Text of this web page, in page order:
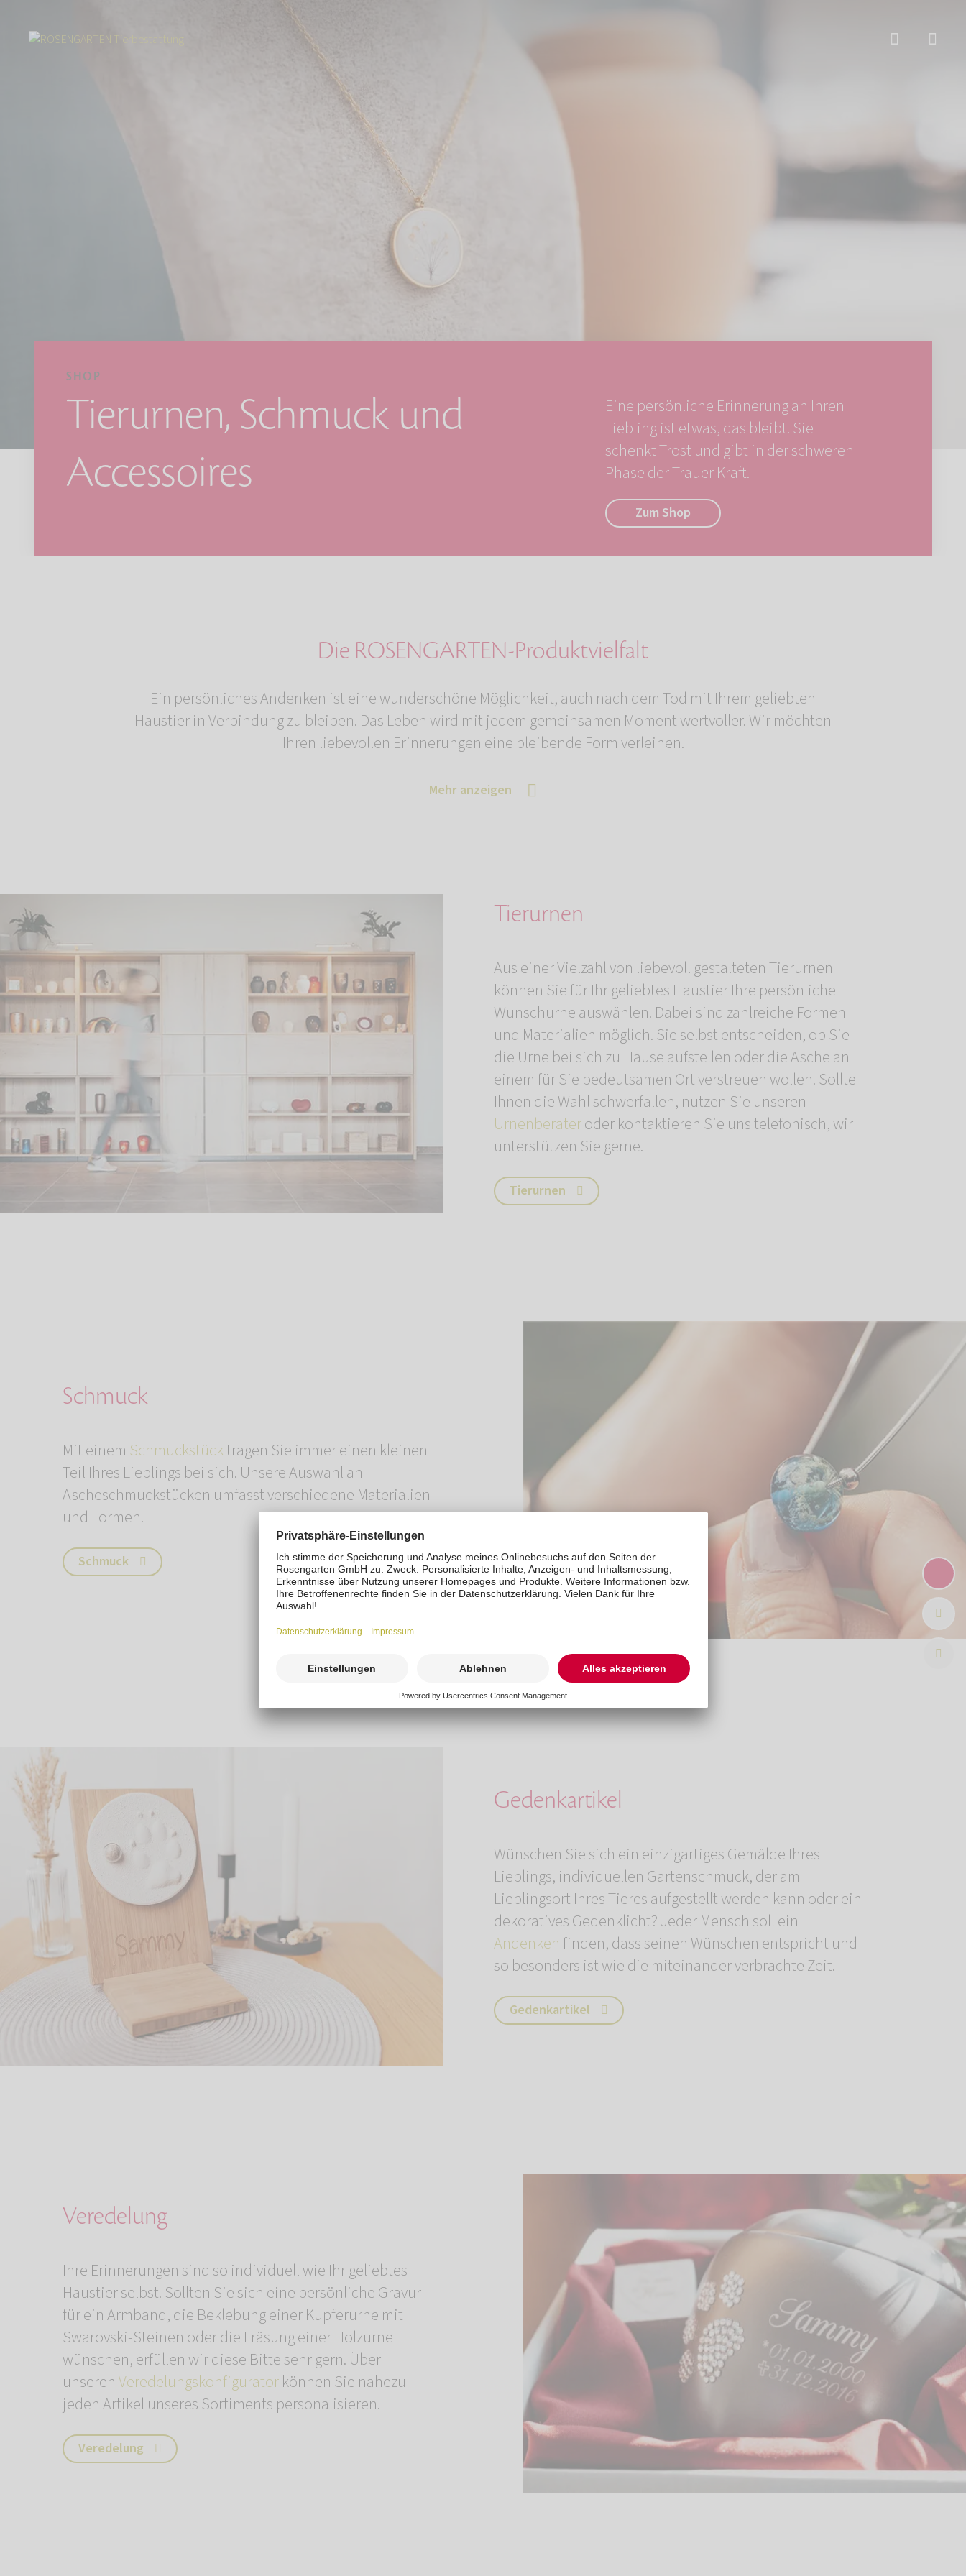
SHOP
Tierurnen, Schmuck und
Accessoires
Eine persönliche Erinnerung an Ihren
Liebling ist etwas, das bleibt. Sie
schenkt Trost und gibt in der schweren
Phase der Trauer Kraft.
Zum Shop
Die ROSENGARTEN-Produktvielfalt
Ein persönliches Andenken ist eine wunderschöne Möglichkeit, auch nach dem Tod mit Ihrem geliebten
Haustier in Verbindung zu bleiben. Das Leben wird mit jedem gemeinsamen Moment wertvoller. Wir möchten
Ihren liebevollen Erinnerungen eine bleibende Form verleihen.
Mehr anzeigen
Tierurnen
Aus einer Vielzahl von liebevoll gestalteten Tierurnen
können Sie für Ihr geliebtes Haustier Ihre persönliche
Wunschurne auswählen. Dabei sind zahlreiche Formen
und Materialien möglich. Sie selbst entscheiden, ob Sie
die Urne bei sich zu Hause aufstellen oder die Asche an
einem für Sie bedeutsamen Ort verstreuen wollen. Sollte
Ihnen die Wahl schwerfallen, nutzen Sie unseren
Urnenberateroder kontaktieren Sie uns telefonisch, wir
unterstützen Sie gerne.
Tierurnen
Schmuck
Mit einem Schmuckstücktragen Sie immer einen kleinen
Teil Ihres Lieblings bei sich. Unsere Auswahl an
Ascheschmuckstücken umfasst verschiedene Materialien
und Formen.
Schmuck
Gedenkartikel
Wünschen Sie sich ein einzigartiges Gemälde Ihres
Lieblings, individuellen Gartenschmuck, der am
Lieblingsort Ihres Tieres aufgestellt werden kann oder ein
dekoratives Gedenklicht? Jeder Mensch soll ein
Andenken finden, dass seinen Wünschen entspricht und
so besonders ist wie die miteinander verbrachte Zeit.
Gedenkartikel
Veredelung
Ihre Erinnerungen sind so individuell wie Ihr geliebtes
Haustier selbst. Sollten Sie sich eine persönliche Gravur
für ein Armband, die Beklebung einer Kupferurne mit
Swarovski-Steinen oder die Fräsung einer Holzurne
wünschen, erfüllen wir diese Bitte sehr gern. Über
unserenVeredelungskonfiguratorkönnen Sie nahezu
jeden Artikel unseres Sortiments personalisieren.
Veredelung